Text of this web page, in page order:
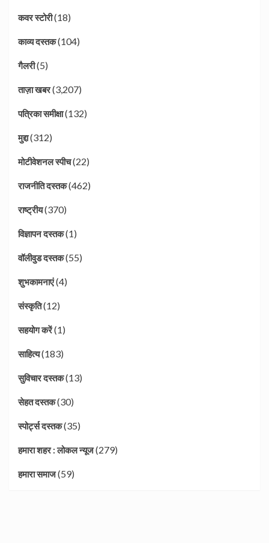
कवर स्टोरी(18)
काव्य दस्तक(104)
गैलरी(5)
ताज़ा खबर(3,207)
पत्रिका समीक्षा(132)
मुद्दा(312)
मोटीवेशनल स्पीच(22)
राजनीति दस्तक(462)
राष्ट्रीय(370)
विज्ञापन दस्तक(1)
वॉलीवुड दस्तक(55)
शुभकामनाएं(4)
संस्कृति(12)
सहयोग करें(1)
साहित्य(183)
सुविचार दस्तक(13)
सेहत दस्तक(30)
स्पोर्ट्स दस्तक(35)
हमारा शहर : लोकल न्यूज(279)
हमारा समाज(59)